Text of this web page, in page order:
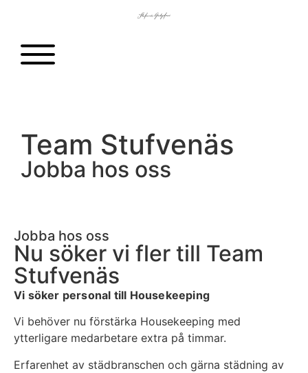
Team Stufvenäs
Jobba hos oss
Jobba hos oss
Nu söker vi fler till Team
Stufvenäs
Vi söker personal till Housekeeping
Vi behöver nu förstärka Housekeeping med
ytterligare medarbetare extra på timmar.
Erfarenhet av städbranschen och gärna städning av